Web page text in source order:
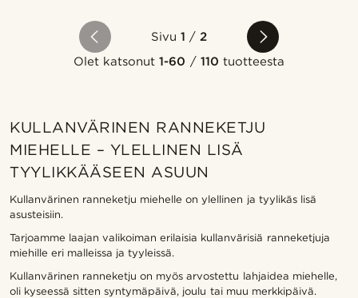
Sivu 1 /2
Olet katsonut1-60 / 110 tuotteesta
KULLANVÄRINEN RANNEKETJU
MIEHELLE – YLELLINEN LISÄ
TYYLIKKÄÄSEEN ASUUN
Kullanvärinen ranneketju miehelle on ylellinen ja tyylikäs lisä
asusteisiin.
Tarjoamme laajan valikoiman erilaisia kullanvärisiä ranneketjuja
miehille eri malleissa ja tyyleissä.
Kullanvärinen ranneketju on myös arvostettu lahjaidea miehelle,
oli kyseessä sitten syntymäpäivä, joulu tai muu merkkipäivä.